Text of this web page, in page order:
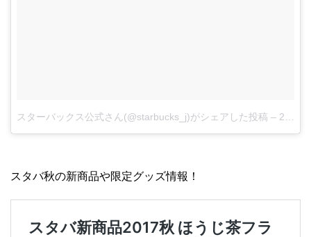
スターバックス公式さん(@starbucks_j)がシェアした投稿 – 2017 9月 4 1:23午前 PDT
スタバ秋の新商品や限定グッズ情報！